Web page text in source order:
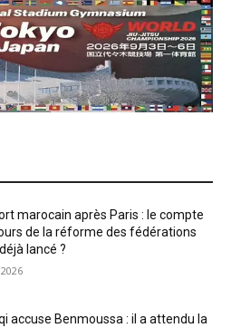
marocain après Paris : le compte
de la réforme des fédérations
lancé ?
accuse Benmoussa : il a attendu la